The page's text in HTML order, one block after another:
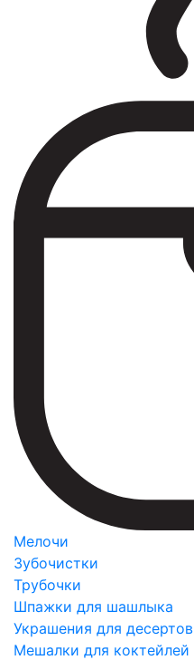
Мелочи
Зубочистки
Трубочки
Шпажки для шашлыка
Украшения для десертов
Мешалки для коктейлей